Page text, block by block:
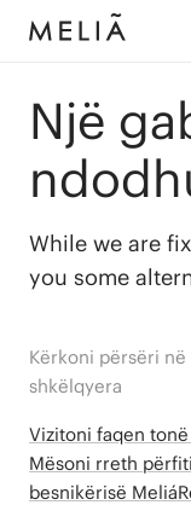
Një
While we are
you some
Kërkoni përsëri
shkëlqyera
Vizitoni faqen
Mësoni rreth
besnikërisë